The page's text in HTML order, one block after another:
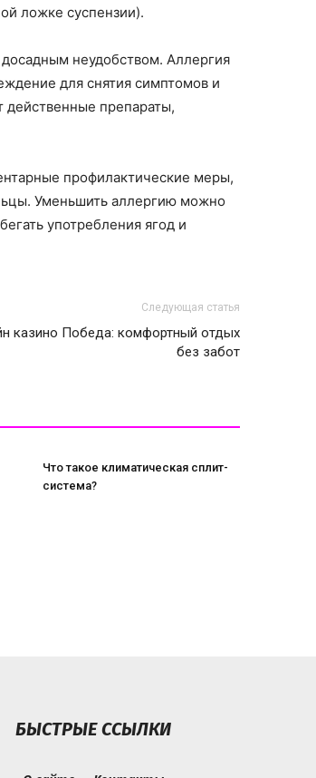
ложке суспензии).
неудобством. Аллергия
для снятия симптомов и
препараты,
профилактические меры,
Уменьшить аллергию можно
употребления ягод и
Следующая статья
казино Победа: комфортный отдых
без забот
Что такое климатическая сплит-
система?
БЫСТРЫЕ ССЫЛКИ